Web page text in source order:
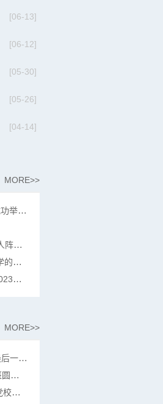
[06-13]
[06-12]
[05-30]
[05-26]
[04-14]
MORE>>
教学动态｜以材造境，艺绘新生--23级艺术教育成功举办 《综合材料表现》课程结课展
教学动态｜国际中文教育系开展“深耕国际中文育人阵地·探索留学生汉语课程思政新路径”教研活动
教学动态｜汉语言教研室成功举办“AI时代写作教学的机遇与挑战”学术沙龙
教学动态丨以艺启思，观展赋能——艺术教育系2023级、2025级（专升本）学子开展美育研学活动
MORE>>
党建动态|教育学院开展2026届毕业生党员在校“最后一节党课”主题活动
党建动态 | 教育学院分党校第47期发展对象培训班圆满结束
党建动态丨教育学院分党校第47期入党积极分子党校培训圆满结束